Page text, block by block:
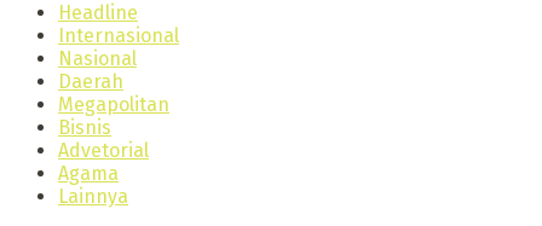
Headline
Internasional
Nasional
Daerah
Megapolitan
Bisnis
Advetorial
Agama
Lainnya